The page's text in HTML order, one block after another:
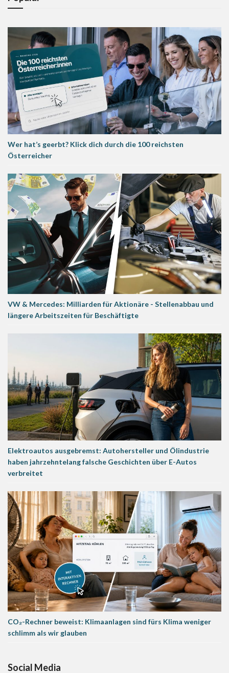
Wer hat’s geerbt? Klick dich durch die 100 reichsten
Österreicher
VW & Mercedes: Milliarden für Aktionäre - Stellenabbau und
längere Arbeitszeiten für Beschäftigte
Elektroautos ausgebremst: Autohersteller und Ölindustrie
haben jahrzehntelang falsche Geschichten über E-Autos
verbreitet
CO₂-Rechner beweist: Klimaanlagen sind fürs Klima weniger
schlimm als wir glauben
Social Media